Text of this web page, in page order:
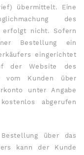
übermittelt. Eine
des
erfolgt nicht. Sofern
Bestellung ein
eingerichtet
der Website des
vom Kunden über
unter Angabe
abgerufen
über das
kann der Kunde